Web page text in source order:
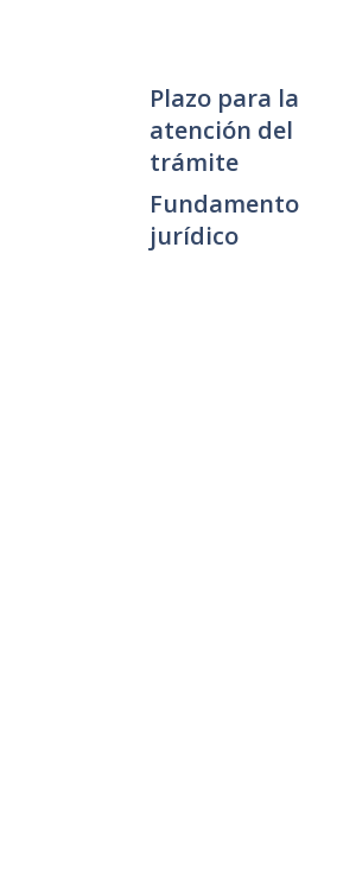
Plazo para la
atención del
trámite
Fundamento
jurídico